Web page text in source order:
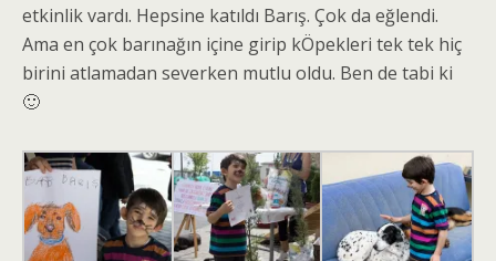
etkinlik vardı. Hepsine katıldı Barış. Çok da eğlendi.
Ama en çok barınağın içine girip kÖpekleri tek tek hiç
birini atlamadan severken mutlu oldu. Ben de tabi ki
🙂